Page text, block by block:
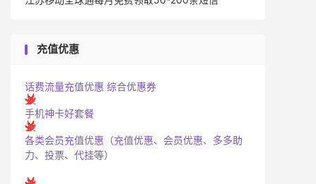
充值优惠
话费流量充值优惠 综合优惠券
手机神卡好套餐
各类会员充值优惠（充值优惠、会员优惠、多多助
力、投票、代挂等）